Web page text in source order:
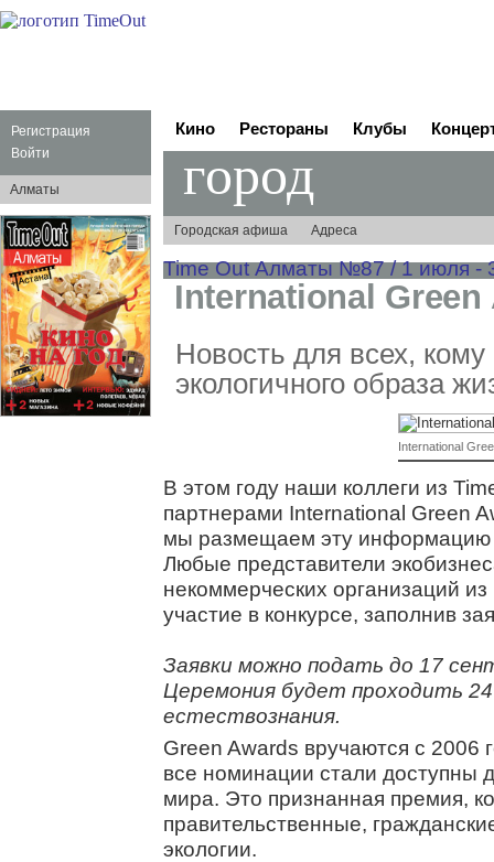
Регистрация
Войти
Алматы
Кино Рестораны Клубы
город
Городская афиша Адреса
Time Out Алматы №87 / 1 июля -
International Green
Новость для всех,
экологичного образа
International
В этом году наши коллеги из
партнерами International Green
мы размещаем эту информацию
Любые представители
некоммерческих организаций
участие в конкурсе, заполнив
Заявки можно подать до 17
Церемония будет проходить
естествознания.
Green Awards вручаются с 2006
все номинации стали доступны
мира. Это признанная премия,
правительственные,
экологии.